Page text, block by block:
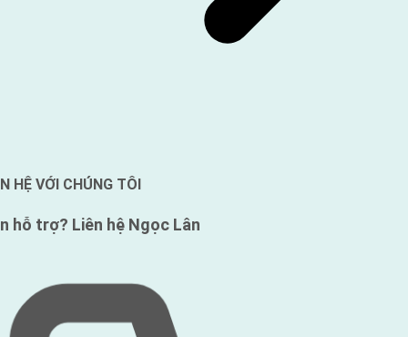
HỆ VỚI CHÚNG TÔI
hỗ trợ? Liên hệ Ngọc Lân